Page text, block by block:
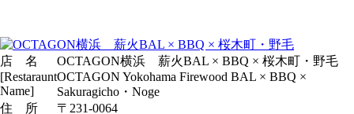
店 名
[Restaraunt
Name]
OCTAGON横浜 薪火BAL × BBQ × 桜木町・野毛
OCTAGON Yokohama Firewood BAL × BBQ ×
Sakuragicho・Noge
住 所
〒231-0064